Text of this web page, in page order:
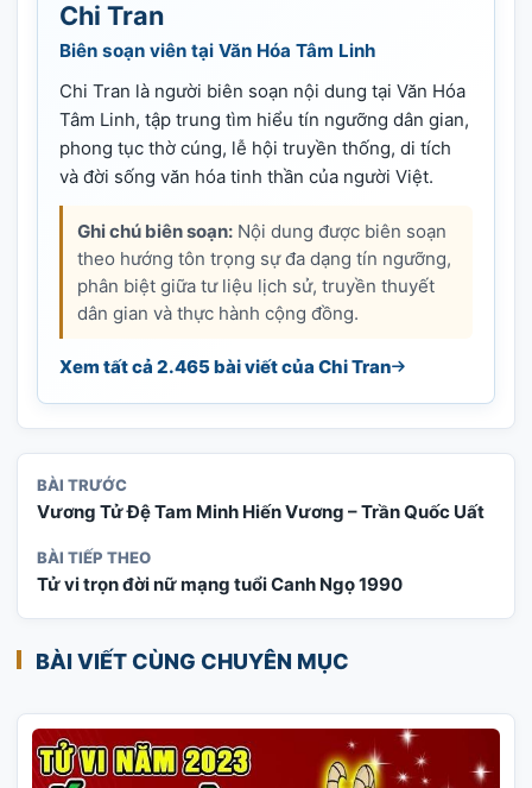
Chi Tran
Biên soạn viên tại Văn Hóa Tâm Linh
Chi Tran là người biên soạn nội dung tại Văn Hóa
Tâm Linh, tập trung tìm hiểu tín ngưỡng dân gian,
phong tục thờ cúng, lễ hội truyền thống, di tích
và đời sống văn hóa tinh thần của người Việt.
Ghi chú biên soạn: Nội dung được biên soạn
theo hướng tôn trọng sự đa dạng tín ngưỡng,
phân biệt giữa tư liệu lịch sử, truyền thuyết
dân gian và thực hành cộng đồng.
Xem tất cả 2.465 bài viết của Chi Tran
BÀI TRƯỚC
Vương Tử Đệ Tam Minh Hiến Vương – Trần Quốc Uất
BÀI TIẾP THEO
Tử vi trọn đời nữ mạng tuổi Canh Ngọ 1990
BÀI VIẾT CÙNG CHUYÊN MỤC